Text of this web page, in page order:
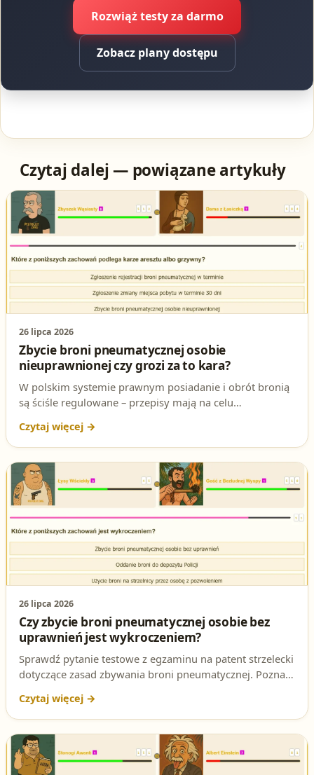
Rozwiąż testy za darmo
Zobacz plany dostępu
Czytaj dalej — powiązane artykuły
26 lipca 2026
Zbycie broni pneumatycznej osobie
nieuprawnionej czy grozi za to kara?
W polskim systemie prawnym posiadanie i obrót bronią
są ściśle regulowane – przepisy mają na celu
nad przedmiotami, które mogą stanowić zagrożenie dla
życia lub zdrowia ludzi. Szczególną uwagę zwraca się na
zasady rejestracji broni pneumatycznej oraz warunki jej
zbywania, ponieważ naruszenie tych zasad grozi
poważnymi konsekwencjami prawnymi.
26 lipca 2026
Czy zbycie broni pneumatycznej osobie bez
uprawnień jest wykroczeniem?
Sprawdź pytanie testowe z egzaminu na patent strzelecki
dotyczące zasad zbywania broni pneumatycznej. Poznaj